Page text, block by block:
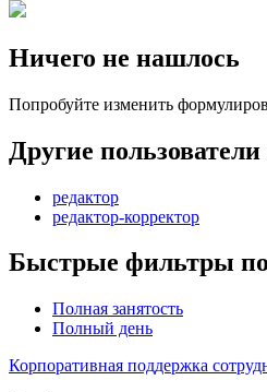
Ничего не нашлось
Попробуйте изменить
Другие
редактор
редактор-корректор
Быстрые фильтры
Полная занятость
Полный день
Корпоративная поддержка